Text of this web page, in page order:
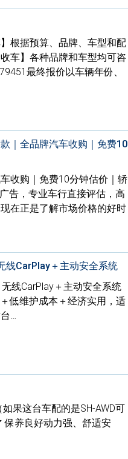
根据预算、品牌、车型和配
车】各种品牌和车型均可咨
最终报价以车辆年份、
｜全品牌汽车收购｜免费10
收购｜免费10分钟估价｜轿
告，专业车行直接评估，高
在正是了解市场价格的好时
线CarPlay＋主动安全系统
线CarPlay＋主动安全系统
低维护成本＋经济实用，适
…
果这台车配的是SH-AWD可
养良好动力强、舒适安